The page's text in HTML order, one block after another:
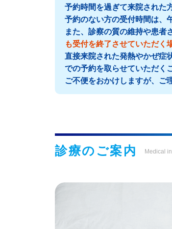
予約時間を過ぎて来院された
予約のない方の受付時間は、
また、診察の質の維持や患者
も受付を終了させていただく
直接来院された発熱やかぜ症
での予約を取らせていただく
ご不便をおかけしますが、ご
診療のご案内 Medical